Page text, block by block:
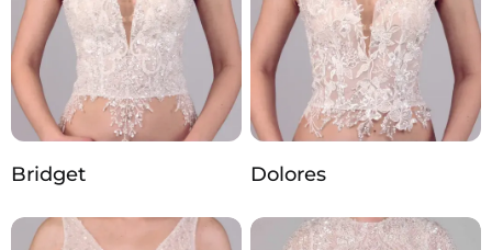
Bridget Dolores